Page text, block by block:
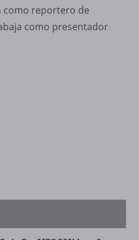
como reportero de
como presentador